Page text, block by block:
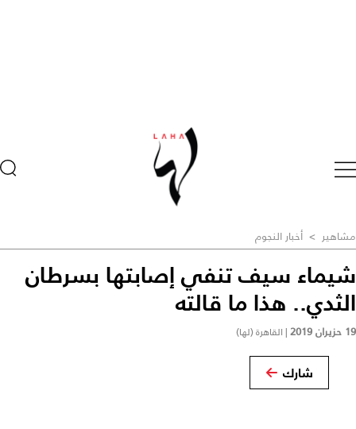
مشاهير > أخبار النجوم
شيماء سيف تنفي إصابتها بسرطان
الثدي.. هذا ما قالته
19 حزيران 2019 | القاهرة (لها)
شارك